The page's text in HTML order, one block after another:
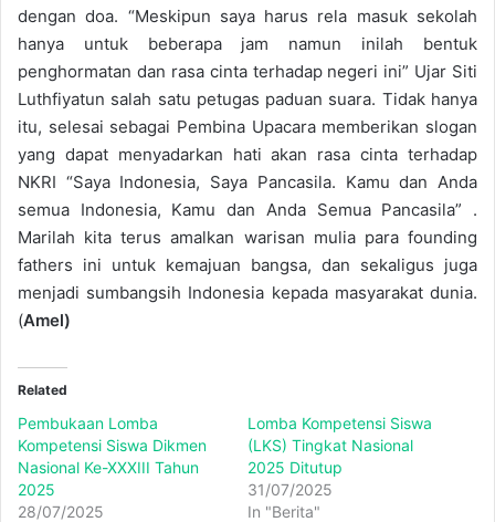
dengan doa. “Meskipun saya harus rela masuk sekolah
hanya untuk beberapa jam namun inilah bentuk
penghormatan dan rasa cinta terhadap negeri ini” Ujar Siti
Luthfiyatun salah satu petugas paduan suara. Tidak hanya
itu, selesai sebagai Pembina Upacara memberikan slogan
yang dapat menyadarkan hati akan rasa cinta terhadap
NKRI “Saya Indonesia, Saya Pancasila. Kamu dan Anda
semua Indonesia, Kamu dan Anda Semua Pancasila” .
Marilah kita terus amalkan warisan mulia para founding
fathers ini untuk kemajuan bangsa, dan sekaligus juga
menjadi sumbangsih Indonesia kepada masyarakat dunia.
(Amel)
Related
Pembukaan Lomba
Kompetensi Siswa Dikmen
Nasional Ke-XXXIII Tahun
2025
28/07/2025
Lomba Kompetensi Siswa
(LKS) Tingkat Nasional
2025 Ditutup
31/07/2025
In "Berita"